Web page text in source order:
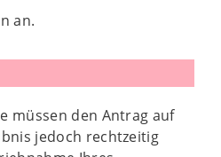
an.
müssen den Antrag auf
jedoch rechtzeitig